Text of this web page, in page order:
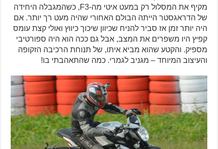
מקיף את המסלול רק במעט איטי מה-F3, כשהמגבלה היחידה
של הדראגסטר הייתה הבולם האחורי שהיה מעט רך יותר. אם
היה יותר זמן אז סביר להניח שכיוון שיכוך כיווץ ואולי קצת עומס
קפיץ היו משפרים את המצב, אבל גם ככה הוא היה ספורטיבי
מספיק. והקטע שהוא מביא איתו, של תנוחת הרכיבה הזקופה
והעיצוב המיוחד – מגניב לגמרי. כמה שהתאהבתי בו!